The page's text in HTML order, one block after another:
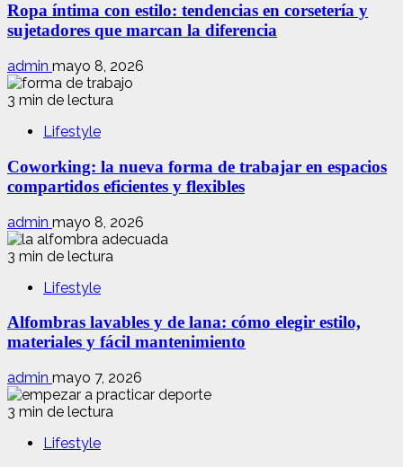
Ropa íntima con estilo: tendencias en corsetería y
sujetadores que marcan la diferencia
admin mayo 8, 2026
3 min de lectura
Lifestyle
Coworking: la nueva forma de trabajar en espacios
compartidos eficientes y flexibles
admin mayo 8, 2026
3 min de lectura
Lifestyle
Alfombras lavables y de lana: cómo elegir estilo,
materiales y fácil mantenimiento
admin mayo 7, 2026
3 min de lectura
Lifestyle